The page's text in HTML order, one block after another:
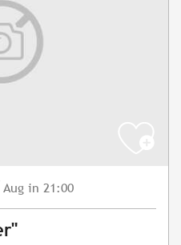
Aug in 21:00